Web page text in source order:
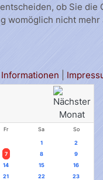
Fr Sa So
1
2
7 8
9
14 15
16
21 22
23
ob Sie
womöglich nicht